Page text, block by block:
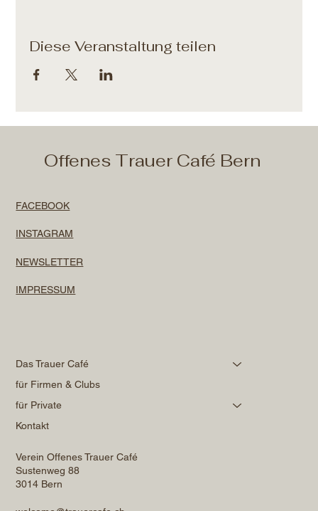
Diese Veranstaltung teilen
Offenes Trauer Café Bern
FACEBOOK
INSTAGRAM
NEWSLETTER
IMPRESSUM
Das Trauer Café
für Firmen & Clubs
für Private
Kontakt
Verein Offenes Trauer Café
Sustenweg 88
3014 Bern